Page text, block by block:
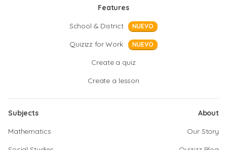
Features
School & District
NUEVO
Quizizz for Work NUEVO
Create a quiz
Create a lesson
Subjects
Mathematics
About
Our Story